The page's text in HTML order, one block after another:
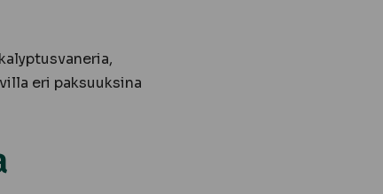
eri paksuuksina